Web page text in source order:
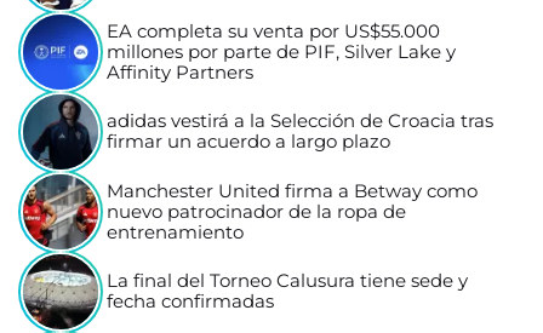
EA completa su venta por US$55.000
millones por parte de PIF, Silver Lake y
Affinity Partners
adidas vestirá a la Selección de Croacia tras
firmar un acuerdo a largo plazo
Manchester United firma a Betway como
nuevo patrocinador de la ropa de
entrenamiento
La final del Torneo Calusura tiene sede y
fecha confirmadas